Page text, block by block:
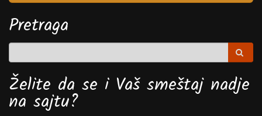
Pretraga
Želite da se i Vaš smeštaj nadje
na sajtu?